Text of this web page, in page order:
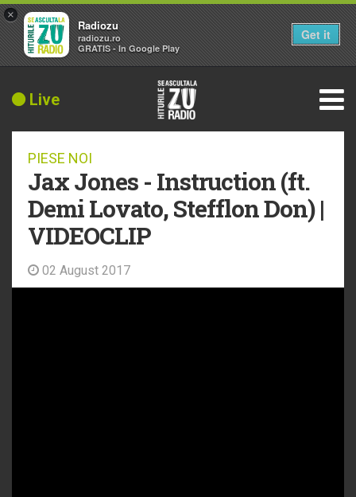
Live
PIESE NOI
Jax Jones - Instruction (ft.
Demi Lovato, Stefflon Don) |
VIDEOCLIP
02 August 2017
×
Radiozu
radiozu.ro
GRATIS - In Google Play
Get it